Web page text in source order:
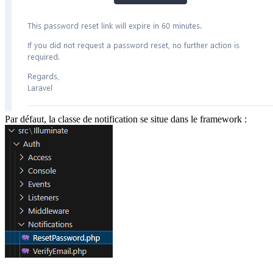
Par défaut, la classe de notification se situe dans le framework :